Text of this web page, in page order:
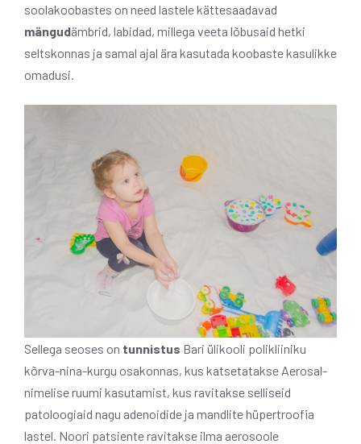
soolakoobastes on need lastele kättesaadavad
mängudämbrid, labidad, millega veeta lõbusaid hetki
seltskonnas ja samal ajal ära kasutada koobaste kasulikke
omadusi.
Sellega seoses on tunnistus Bari ülikooli polikliiniku
kõrva-nina-kurgu osakonnas, kus katsetatakse Aerosal-
nimelise ruumi kasutamist, kus ravitakse selliseid
patoloogiaid nagu adenoidide ja mandlite hüpertroofia
lastel. Noori patsiente ravitakse ilma aerosoole